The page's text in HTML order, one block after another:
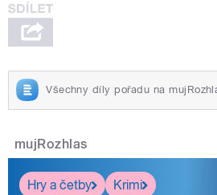
Všechny díly pořadu na
mujRozhlas
Hry a četby
Krimi